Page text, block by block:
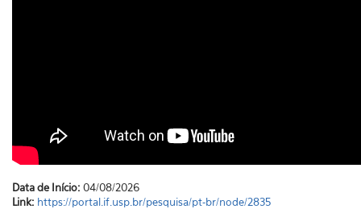
Data de Início: 04/08/2026
Link: https://portal.if.usp.br/pesquisa/pt-br/node/2835